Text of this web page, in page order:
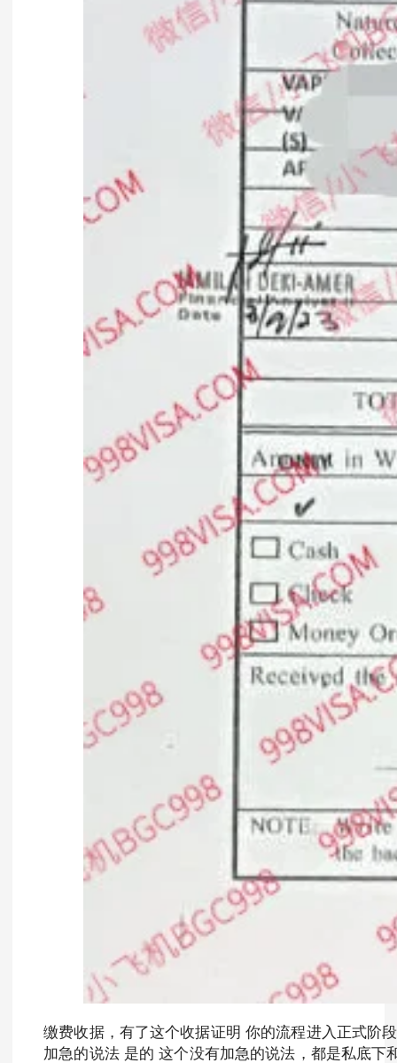
缴费收据，有了这个收据证明 你的流程进入正式阶
加急的说法 是的 这个没有加急的说法，都是私底